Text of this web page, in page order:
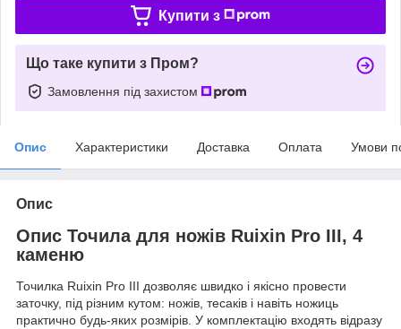
Купити з
Що таке купити з Пром?
Замовлення під захистом
Опис Характеристики Доставка Оплата Умови
Опис
Опис Точила для ножів Ruixin Pro III, 4
каменю
Точилка Ruixin Pro III дозволяє швидко і якісно провести
заточку, під різним кутом: ножів, тесаків і навіть ножиць
практично будь-яких розмірів. У комплектацію входять відразу